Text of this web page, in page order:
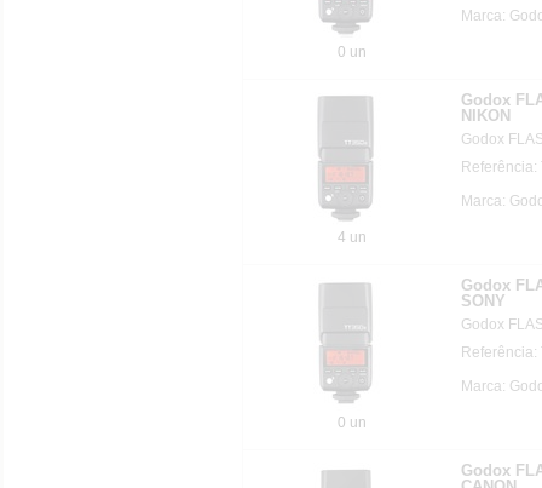
0 un
Marca:
4 un
Godox
NIKON
Godox
Referência:
Marca:
0 un
Godox
SONY
Godox
Referência:
Marca:
Godox